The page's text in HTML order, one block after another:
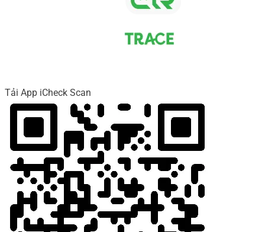
Tải App iCheck Scan